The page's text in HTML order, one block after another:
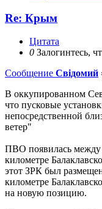
Re: Крым
Цитата
0 Залогинтесь,
Сообщение Свідомий
В оккупированном
что пусковые
непосредственной
ветер"
ПВО появилась
километре
этот ЗРК был
километре
на новую позицию.